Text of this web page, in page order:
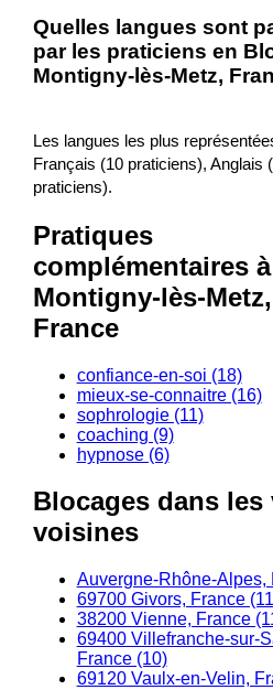
Quelles langues sont
par les praticiens en
Montigny-lès-Metz,
Les langues les plus
Français (10 praticiens), Anglais
praticiens).
Pratiques
complémentaires à
Montigny-lès-Metz,
France
confiance-en-soi (18)
mieux-se-connaitre (16)
sophrologie (11)
coaching (9)
hypnose (6)
Blocages dans les
voisines
Auvergne-Rhône-Alpes,
69700 Givors, France
38200 Vienne, France
69400 Villefranche-sur-
France (10)
69120 Vaulx-en-Velin,